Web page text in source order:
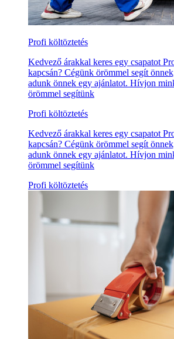
Profi költöztetés
Kedvező árakkal keres egy csapatot
kapcsán? Cégünk örömmel segít
adunk önnek egy ajánlatot. Hívjon
örömmel segítünk
Profi költöztetés
Kedvező árakkal keres egy csapatot
kapcsán? Cégünk örömmel segít
adunk önnek egy ajánlatot. Hívjon
örömmel segítünk
Profi költöztetés